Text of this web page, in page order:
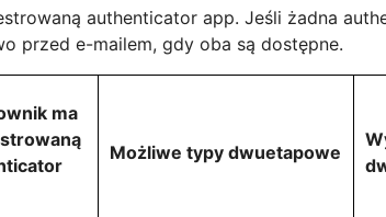
authenticator app. Jeśli żadna
przed e-mailem, gdy oba są dostępne.
ma
Możliwe typy dwuetapowe